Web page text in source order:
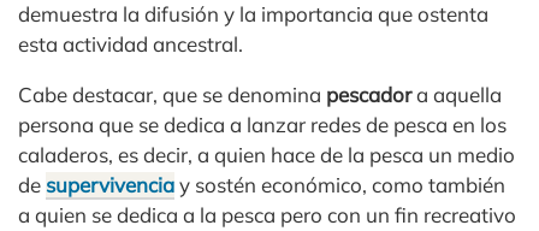
demuestra la difusión y la importancia que ostenta
esta actividad ancestral.
Cabe destacar, que se denomina pescadora aquella
persona que se dedica a lanzar redes de pesca en los
caladeros, es decir, a quien hace de la pesca un medio
de supervivenciay sostén económico, como también
a quien se dedica a la pesca pero con un fin recreativo